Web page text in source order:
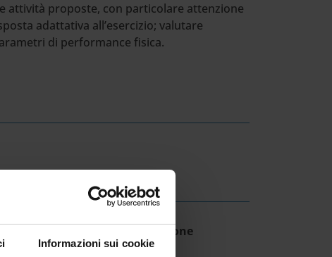
Informazioni sui cookie
attività proposte, con particolare attenzione
adattativa all’esercizio; valutare
di performance fisica.
RESULT/RANKING LISTS
Decreto direttoriale approvazione
graduatoria